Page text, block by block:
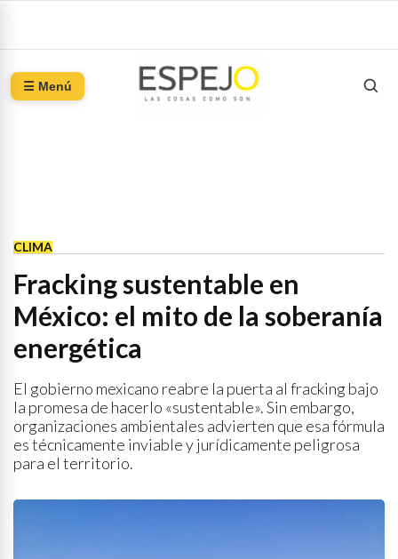
☰ Menú
CLIMA
Fracking sustentable en
México: el mito de la soberanía
energética
El gobierno mexicano reabre la puerta al fracking bajo
la promesa de hacerlo «sustentable». Sin embargo,
organizaciones ambientales advierten que esa fórmula
es técnicamente inviable y jurídicamente peligrosa
para el territorio.